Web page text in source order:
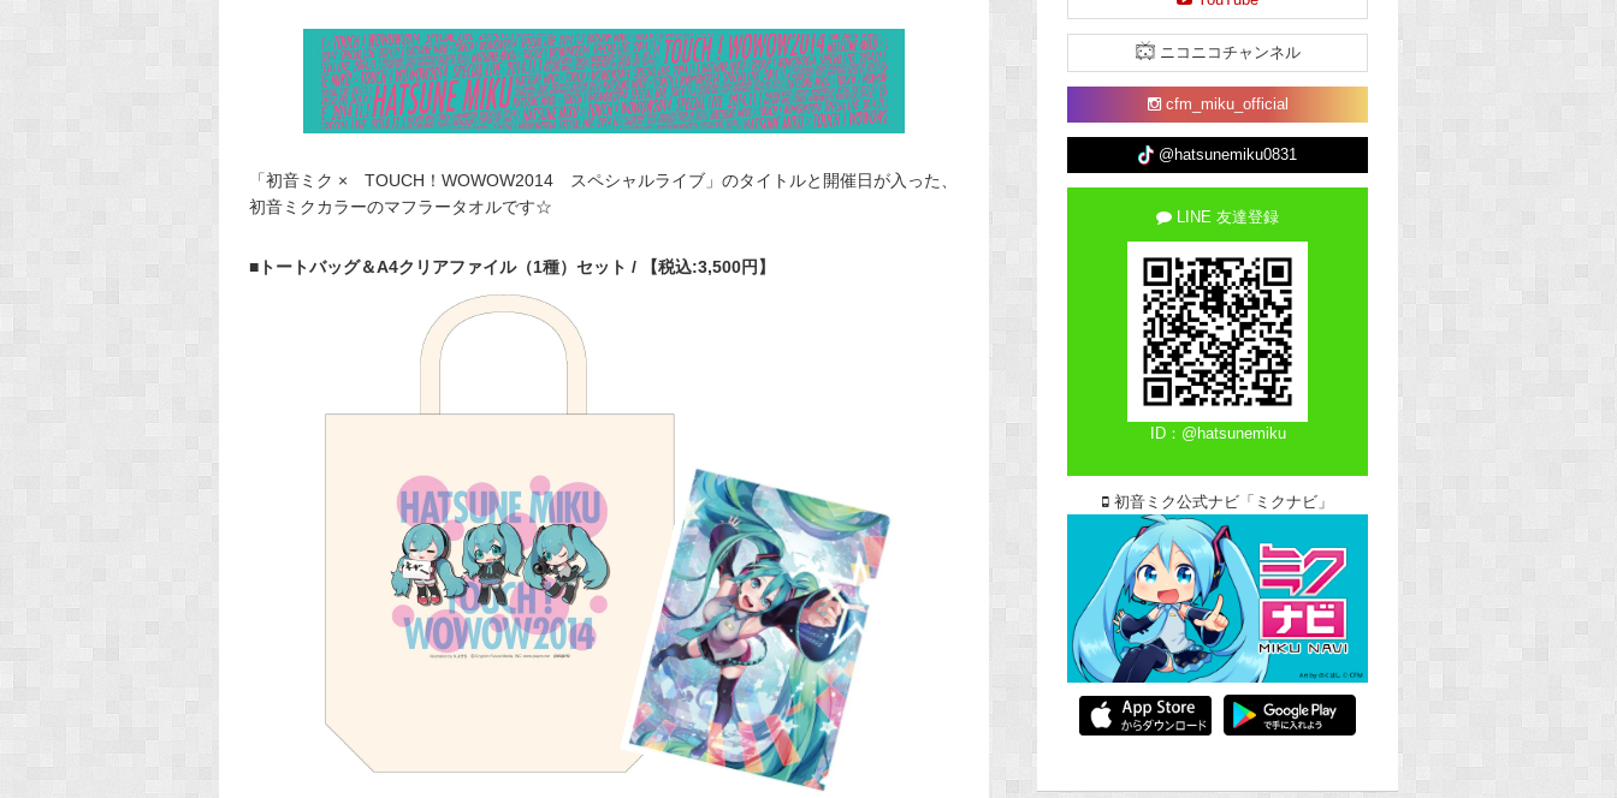
「初音ミク × TOUCH！WOWOW2014 スペシャルライブ」のタイトルと開催日が入った、
初音ミクカラーのマフラータオルです☆
■トートバッグ＆A4クリアファイル（1種）セット / 【税込:3,500円】
ニコニコチャンネル
cfm_miku_official
@hatsunemiku0831
LINE 友達登録
ID：@hatsunemiku
初音ミク公式ナビ「ミクナビ」